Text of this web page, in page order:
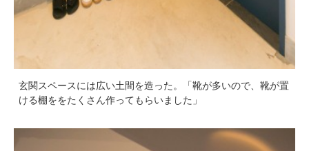
玄関スペースには広い土間を造った。「靴が多いので、靴が置
ける棚ををたくさん作ってもらいました」